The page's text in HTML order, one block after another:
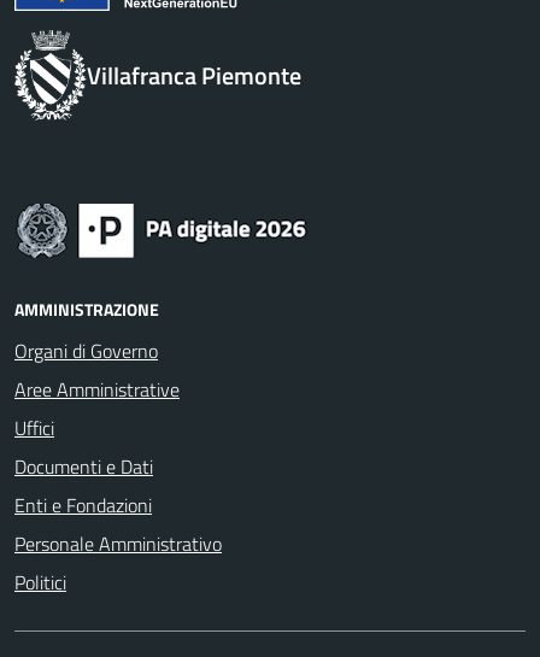
Villafranca Piemonte
AMMINISTRAZIONE
Organi di Governo
Aree Amministrative
Uffici
Documenti e Dati
Enti e Fondazioni
Personale Amministrativo
Politici